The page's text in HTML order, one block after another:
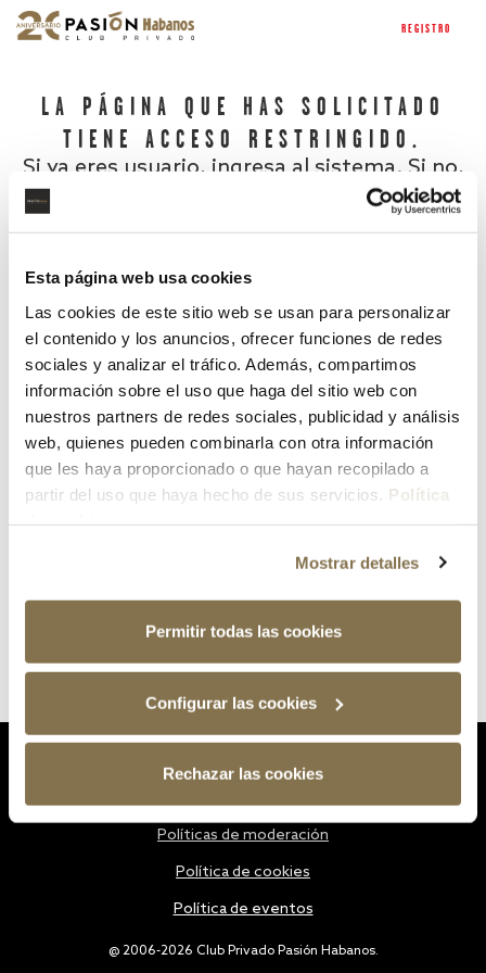
Esta página web usa cookies
Las cookies de este sitio web se usan para personalizar
el contenido y los anuncios, ofrecer funciones de redes
sociales y analizar el tráfico. Además, compartimos
información sobre el uso que haga del sitio web con
nuestros partners de redes sociales, publicidad y análisis
web, quienes pueden combinarla con otra información
que les haya proporcionado o que hayan recopilado a
partir del uso que haya hecho de sus servicios. Política
Mostrar detalles
Permitir todas las cookies
Configurar las cookies
Rechazar las cookies
REGISTRO
LA PÁGINA QUE HAS SOLICITADO
TIENE ACCESO RESTRINGIDO.
Si ya eres usuario, ingresa al sistema. Si no,
¿Has olvidado tu contraseña?
@ 2006-2026 Club Privado Pasión Habanos.
Políticas de moderación
Política de cookies
Política de eventos